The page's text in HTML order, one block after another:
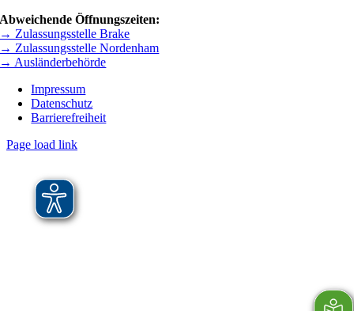
Abweichende Öffnungszeiten:
→ Zulassungsstelle Brake
→ Zulassungsstelle Nordenham
→ Ausländerbehörde
Impressum
Datenschutz
Barrierefreiheit
Page load link